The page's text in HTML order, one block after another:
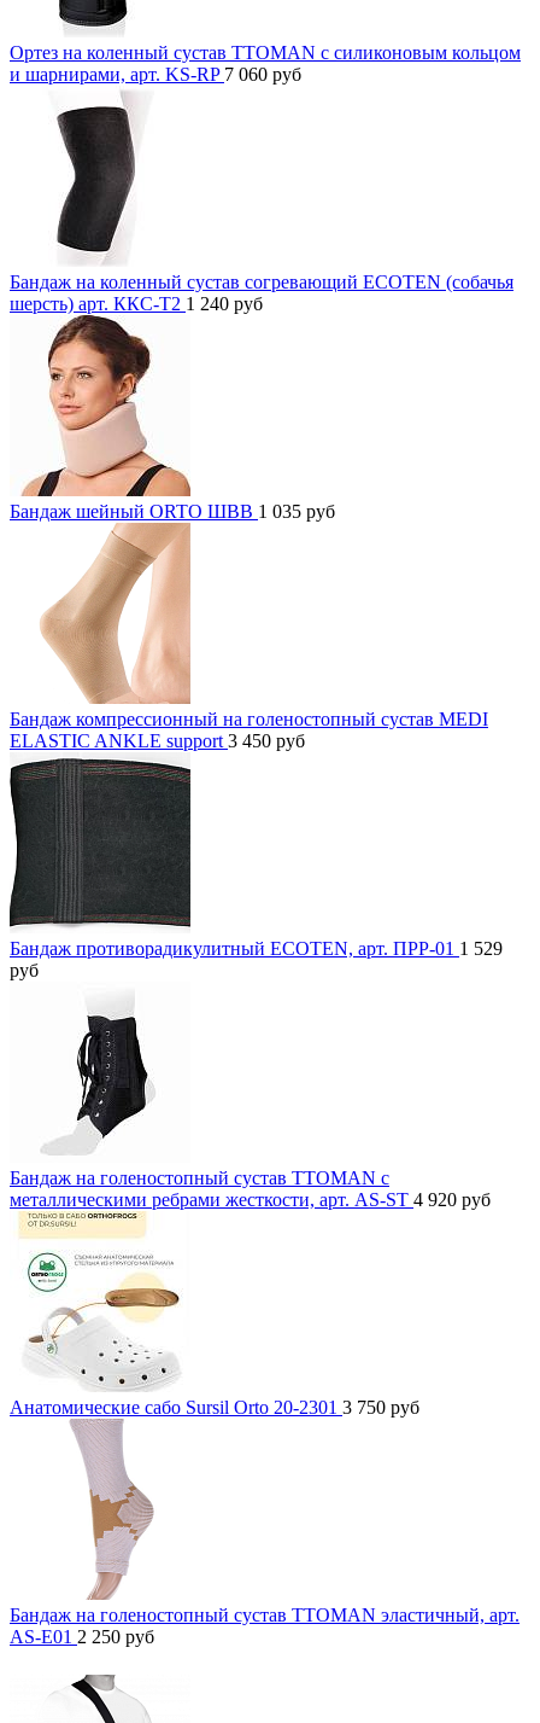
Ортез на коленный сустав TTOMAN с силиконовым кольцом
и шарнирами, арт. KS-RP 7 060 руб
Бандаж на коленный сустав согревающий ECOTEN (собачья
шерсть) арт. ККС-Т2 1 240 руб
Бандаж шейный ORTO ШВВ 1 035 руб
Бандаж компрессионный на голеностопный сустав MEDI
ELASTIC ANKLE support 3 450 руб
Бандаж противорадикулитный ECOTEN, арт. ПРР-01 1 529
руб
Бандаж на голеностопный сустав TTOMAN с
металлическими ребрами жесткости, арт. AS-ST 4 920 руб
Анатомические сабо Sursil Orto 20-2301 3 750 руб
Бандаж на голеностопный сустав TTOMAN эластичный, арт.
AS-E01 2 250 руб